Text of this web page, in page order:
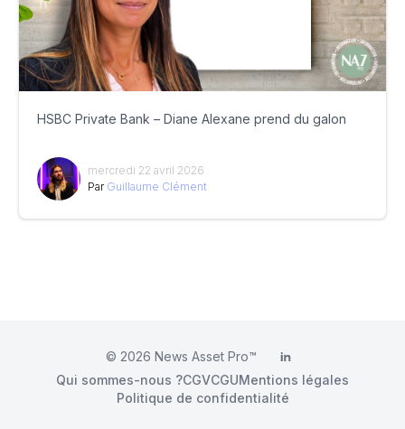
HSBC Private Bank – Diane Alexane prend du galon
mercredi 22 avril 2026
Par Guillaume Clément
© 2026 News Asset Pro™ LinkedIn
Qui sommes-nous ?CGVCGUMentions légales
Politique de confidentialité